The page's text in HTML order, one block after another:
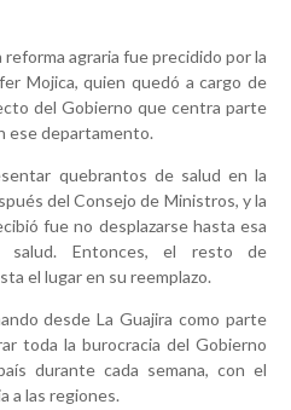
agraria fue precidido por la
Mojica, quien quedó a cargo de
del Gobierno que centra parte
ese departamento.
quebrantos de salud en la
del Consejo de Ministros, y la
fue no desplazarse hasta esa
salud. Entonces, el resto de
el lugar en su reemplazo.
desde La Guajira como parte
toda la burocracia del Gobierno
durante cada semana, con el
a las regiones.